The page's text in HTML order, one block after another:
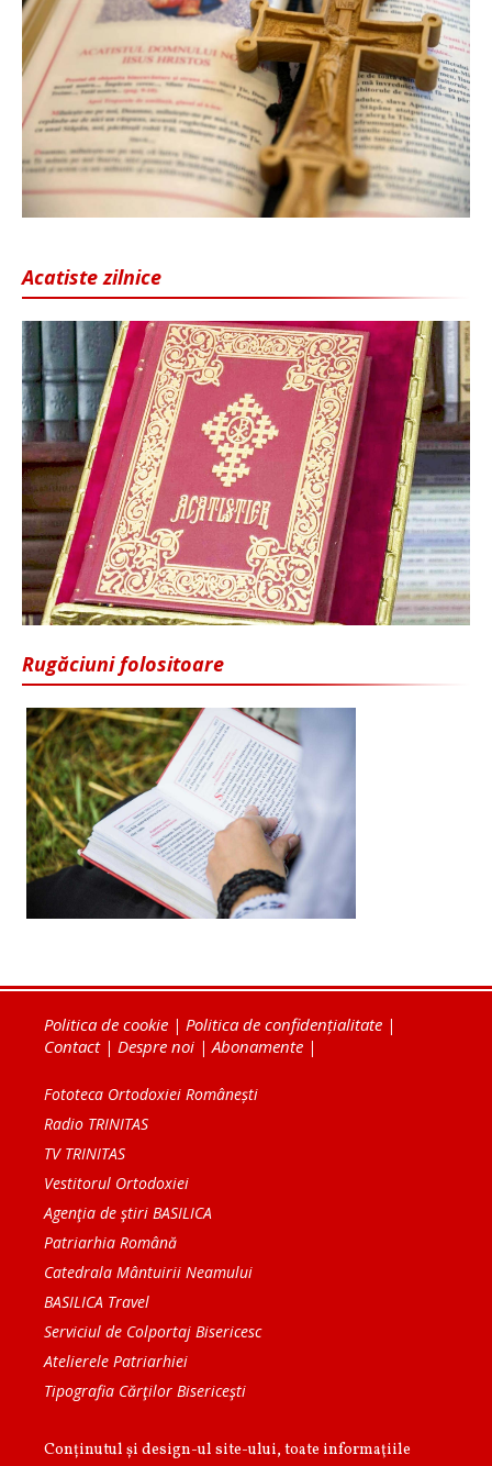
Acatiste zilnice
Rugăciuni folositoare
Politica de cookie | Politica de confidențialitate |
Contact| Despre noi |Abonamente |
Fototeca Ortodoxiei Românești
Radio TRINITAS
TV TRINITAS
Vestitorul Ortodoxiei
Agenţia de ştiri BASILICA
Patriarhia Română
Catedrala Mântuirii Neamului
BASILICA Travel
Serviciul de Colportaj Bisericesc
Atelierele Patriarhiei
Tipografia Cărţilor Bisericeşti
Conținutul și design-ul site-ului, toate informaţiile